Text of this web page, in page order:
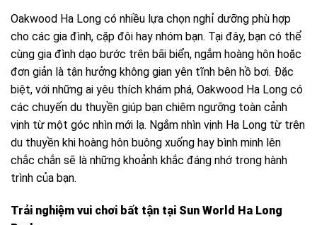
Oakwood Ha Long có nhiều lựa chọn nghỉ dưỡng phù hợp
cho các gia đình, cặp đôi hay nhóm bạn. Tại đây, bạn có thể
cùng gia đình dạo bước trên bãi biển, ngắm hoàng hôn hoặc
đơn giản là tận hưởng không gian yên tĩnh bên hồ bơi. Đặc
biệt, với những ai yêu thích khám phá, Oakwood Ha Long có
các chuyến du thuyền giúp bạn chiêm ngưỡng toàn cảnh
vịnh từ một góc nhìn mới lạ. Ngắm nhìn vịnh Hạ Long từ trên
du thuyền khi hoàng hôn buông xuống hay bình minh lên
chắc chắn sẽ là những khoảnh khắc đáng nhớ trong hành
trình của bạn.
Trải nghiệm vui chơi bất tận tại Sun World Ha Long